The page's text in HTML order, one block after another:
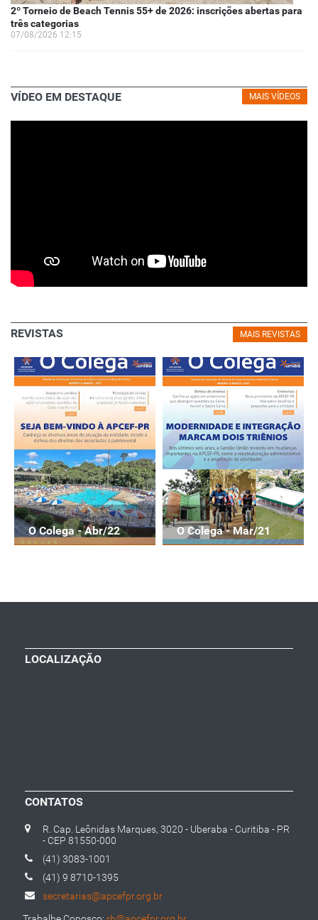
2º Torneio de Beach Tennis 55+ de 2026: inscrições abertas para
três categorias
07/08/2026 12:15
MAIS VÍDEOS
VÍDEO EM DESTAQUE
MAIS REVISTAS
REVISTAS
O Colega - Abr/22 O Colega - Mar/21
LOCALIZAÇÃO
CONTATOS
R. Cap. Leônidas Marques, 3020 - Uberaba - Curitiba - PR
- CEP 81550-000
(41) 3083-1001
(41) 9 8710-1395
secretarias@apcefpr.org.br